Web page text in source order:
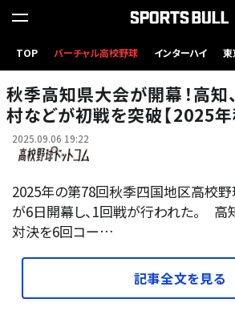
TOP バーチャル高校野球 インターハイ 東
写真はイメージ
秋季高知県大会が開幕！高知
村などが初戦を突破【2025年
2025.09.06 19:22
2025年の第78回秋季四国地区高校
が6日開幕し、1回戦が行われた。 高
対決を6回コー…
記事全文を見る